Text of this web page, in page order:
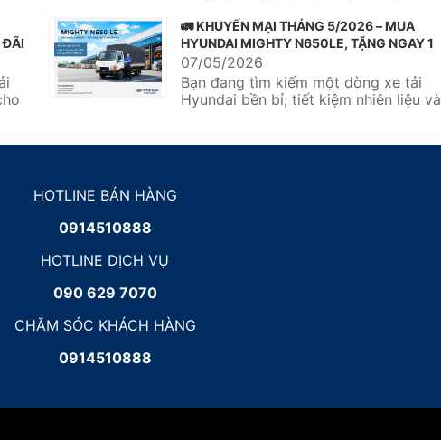
ĐÃI
🚛 KHUYẾN MẠI THÁNG 5/2026 – MUA
HYUNDAI MIGHTY N650LE, TẶNG NGAY 1
NĂM BẢO HIỂM TNDS 🎉
07/05/2026
Bạn đang tìm kiếm một dòng xe tải
Hyundai bền bỉ, tiết kiệm nhiên liệu và
HOTLINE BÁN HÀNG
0914510888
HOTLINE DỊCH VỤ
090 629 7070
CHĂM SÓC KHÁCH HÀNG
0914510888